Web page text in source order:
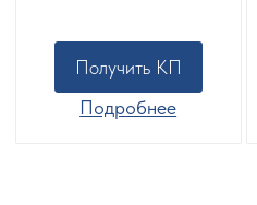
Получить КП
Подробнее